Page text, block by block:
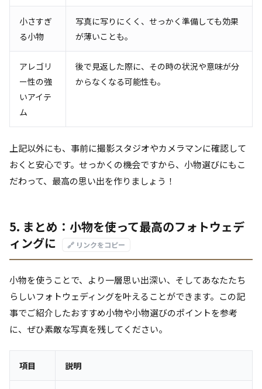
小さすぎ
る小物
写真に写りにくく、せっかく準備しても効果
が薄いことも。
アレゴリ
ー性の強
いアイテ
ム
後で見返した際に、その時の状況や意味が分
からなくなる可能性も。
上記以外にも、事前に撮影スタジオやカメラマンに確認して
おくと安心です。せっかくの機会ですから、小物選びにもこ
だわって、最高の思い出を作りましょう！
5. まとめ：小物を使って最高のフォトウェデ
ィングに
🔗 リンクをコピー
小物を使うことで、より一層思い出深い、そしてあなたたち
らしいフォトウェディングを叶えることができます。この記
事でご紹介したおすすめ小物や小物選びのポイントを参考
に、ぜひ素敵な写真を残してください。
項目 説明